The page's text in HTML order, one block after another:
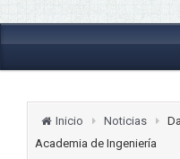
Inicio Noticias
Academia de Ingeniería